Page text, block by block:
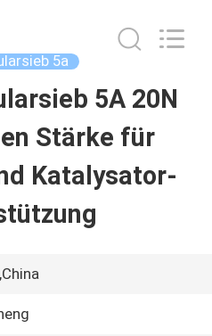
5a
5A 20N
Stärke für
Katalysator-